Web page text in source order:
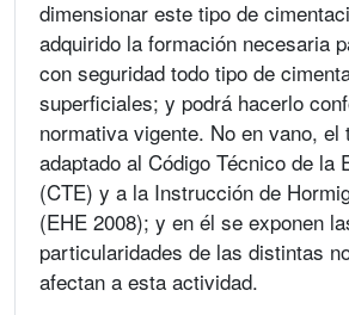
dimensionar este tipo de
adquirido la formación necesaria
con seguridad todo tipo de
superficiales; y podrá hacerlo
normativa vigente. No en vano, el
adaptado al Código Técnico de la
(CTE) y a la Instrucción de
(EHE 2008); y en él se exponen
particularidades de las distintas
afectan a esta actividad.